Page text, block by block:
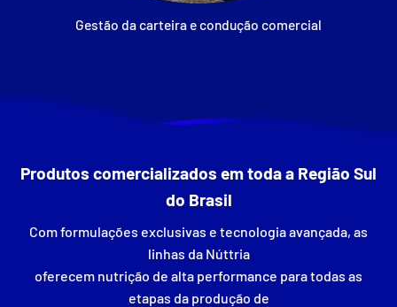
Gestão da carteira e condução comercial
Produtos comercializados em toda a Região Sul
do Brasil
Com formulações exclusivas e tecnologia avançada, as
linhas da Núttria
oferecem nutrição de alta performance para todas as
etapas da produção de